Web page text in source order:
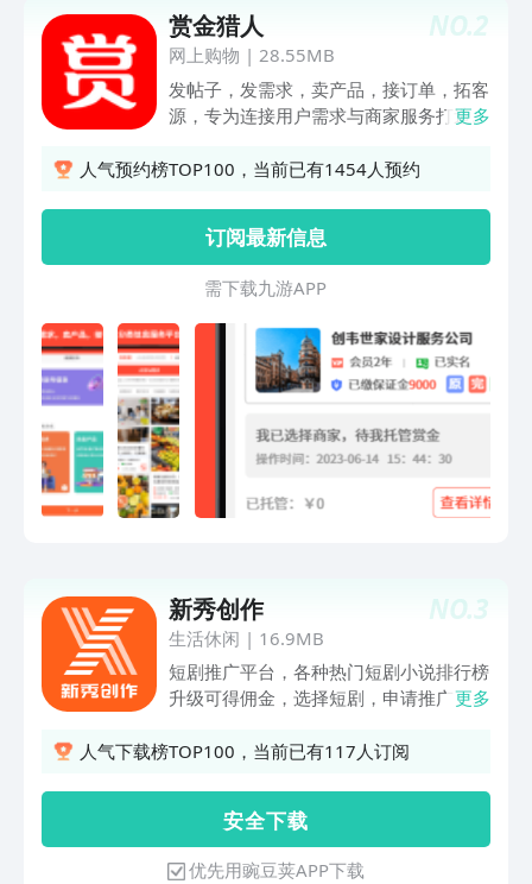
NO.2
赏金猎人
网上购物 | 28.55MB
发帖子，发需求，卖产品，接订单，拓客
源，专为连接用户需求与商家服务打造的
无论您是需要找人设计Logo、装修房
是想买卖二手物品、寻找宠物服务，都可
以在【赏金猎人】上快速发布您的具体需
求信息，轻松找到合适的商家或商品。
更多
人气预约榜TOP100，当前已有1454人预约
订阅最新信息
需 下 载 九 游 A P P
NO.3
新秀创作
生活休闲 | 16.9MB
短剧推广平台，各种热门短剧小说排行榜
升级可得佣金，选择短剧，申请推广，即
可发视频分佣，操作简单易上手新手教
混剪教程，短剧解说教程
更多
人气下载榜TOP100，当前已有117人订阅
安 全 下 载
优先用豌豆荚APP下载